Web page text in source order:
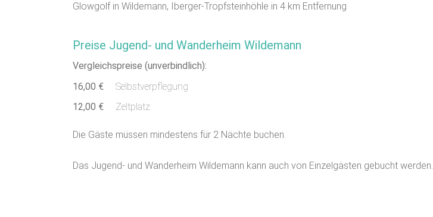
Glowgolf in Wildemann, Iberger-Tropfsteinhöhle in 4 km Entfernung
Preise Jugend- und Wanderheim Wildemann
Vergleichspreise (unverbindlich):
16,00 €
Selbstverpflegung
12,00 €
Zeltplatz
Die Gäste müssen mindestens für 2 Nächte buchen.
Das Jugend- und Wanderheim Wildemann kann auch von Einzelgästen gebucht werden.